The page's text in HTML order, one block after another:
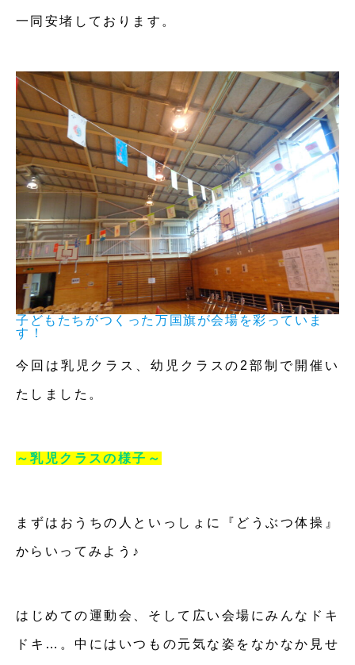
一同安堵しております。
子どもたちがつくった万国旗が会場を彩っていま
す！
今回は乳児クラス、幼児クラスの2部制で開催い
たしました。
～乳児クラスの様子～
まずはおうちの人といっしょに『どうぶつ体操』
からいってみよう♪
はじめての運動会、そして広い会場にみんなドキ
ドキ…。中にはいつもの元気な姿をなかなか見せ